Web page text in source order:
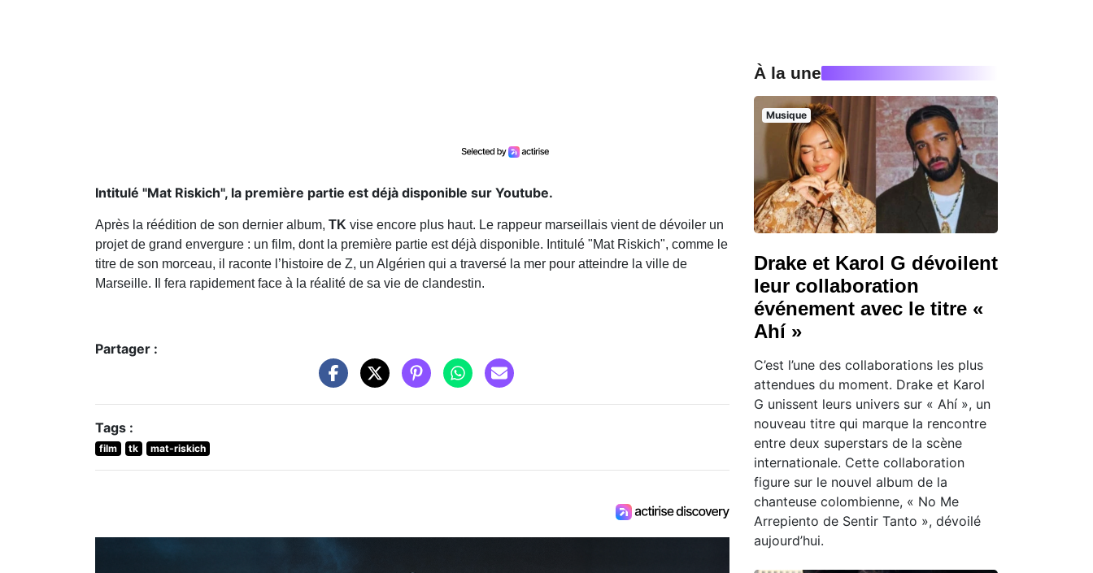
Intitulé "Mat Riskich", la première partie est déjà disponible sur Youtube.
Après la réédition de son dernier album, TK vise encore plus haut. Le rappeur marseillais vient de dévoiler un
projet de grand envergure : un film, dont la première partie est déjà disponible. Intitulé "Mat Riskich", comme le
titre de son morceau, il raconte l’histoire de Z, un Algérien qui a traversé la mer pour atteindre la ville de
Marseille. Il fera rapidement face à la réalité de sa vie de clandestin.
Partager :
Tags :
film tk mat-riskich
À la une
Musique
Drake et Karol G dévoilent
leur collaboration
événement avec le titre «
Ahí »
C’est l’une des collaborations les plus
attendues du moment. Drake et Karol
G unissent leurs univers sur « Ahí », un
nouveau titre qui marque la rencontre
entre deux superstars de la scène
internationale. Cette collaboration
figure sur le nouvel album de la
chanteuse colombienne, « No Me
Arrepiento de Sentir Tanto », dévoilé
aujourd’hui.